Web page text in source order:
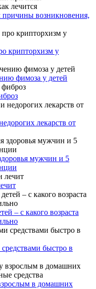
возникновения,
крипторхизм у
фимоза у детей
лекарств от
мужчин и 5
– с какого возраста
быстро в
в домашних